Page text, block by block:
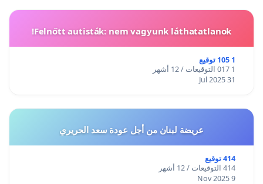
Felnőtt autisták: nem vagyunk láthatatlanok!
1 105 توقيع
1 017 التوقيعات / 12 أشهر
31 Jul 2025
عريضة لبنان من أجل عودة سعد الحريري
414 توقيع
414 التوقيعات / 12 أشهر
9 Nov 2025